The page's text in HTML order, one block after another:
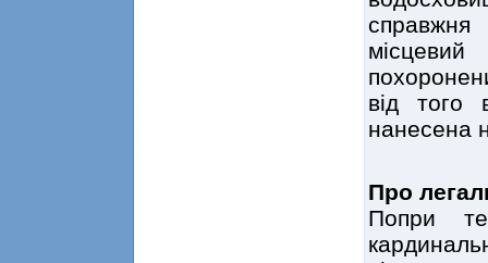
справжня
від того
нанесена
Про
Попри